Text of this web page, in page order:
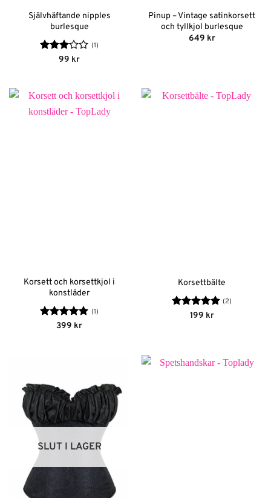
Självhäftande nipples
burlesque
Betygsatt
(1)
99 kr
Pinup – Vintage satinkorsett
och tyllkjol burlesque
649 kr
Korsett och korsettkjol i
konstläder
Betygsatt5
(1)
399 kr
Korsettbälte
Betygsatt5
(2)
199 kr
SLUT I LAGER